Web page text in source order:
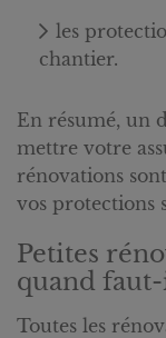
les
chantier.
En résumé, un
mettre votre
rénovations
vos protections
Petites
quand faut-
Toutes les